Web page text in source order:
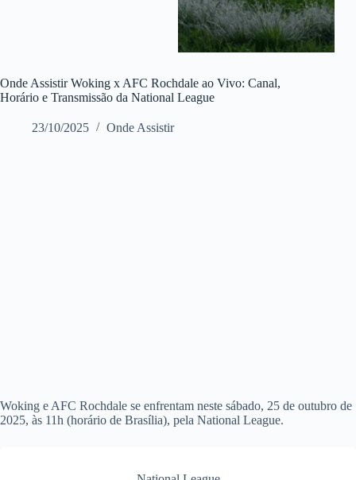
Onde Assistir Woking x AFC Rochdale ao Vivo: Canal,
Horário e Transmissão da National League
23/10/2025 Onde Assistir
Woking e AFC Rochdale se enfrentam neste sábado, 25 de outubro de
2025, às 11h (horário de Brasília), pela National League.